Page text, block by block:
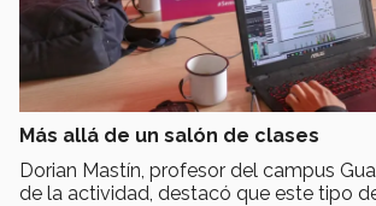
Más allá de un salón de clases
Dorian Mastín, profesor del campus
de la actividad, destacó que este tipo